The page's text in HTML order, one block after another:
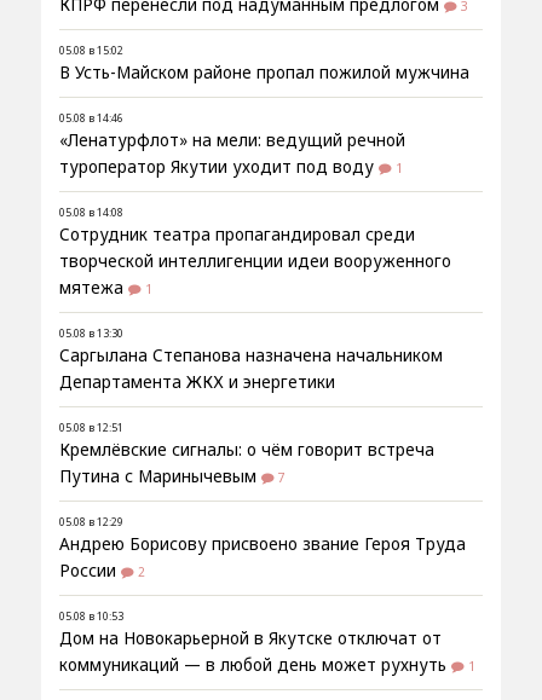
КПРФ перенесли под надуманным предлогом
3
05.08 в 15:02
В Усть-Майском районе пропал пожилой мужчина
05.08 в 14:46
«Ленатурфлот» на мели: ведущий речной
туроператор Якутии уходит под воду
1
05.08 в 14:08
Сотрудник театра пропагандировал среди
творческой интеллигенции идеи вооруженного
мятежа
1
05.08 в 13:30
Саргылана Степанова назначена начальником
Департамента ЖКХ и энергетики
05.08 в 12:51
Кремлёвские сигналы: о чём говорит встреча
Путина с Маринычевым
7
05.08 в 12:29
Андрею Борисову присвоено звание Героя Труда
России
2
05.08 в 10:53
Дом на Новокарьерной в Якутске отключат от
коммуникаций — в любой день может рухнуть
1